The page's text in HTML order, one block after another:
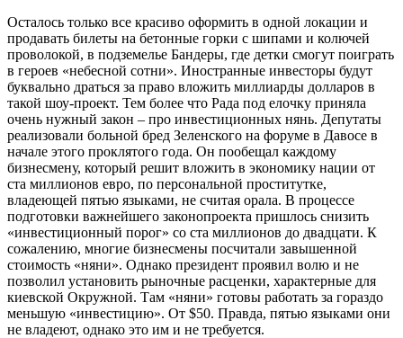
Осталось только все красиво оформить в одной локации и
продавать билеты на бетонные горки с шипами и колючей
проволокой, в подземелье Бандеры, где детки смогут поиграть
в героев «небесной сотни». Иностранные инвесторы будут
буквально драться за право вложить миллиарды долларов в
такой шоу-проект. Тем более что Рада под елочку приняла
очень нужный закон – про инвестиционных нянь. Депутаты
реализовали больной бред Зеленского на форуме в Давосе в
начале этого проклятого года. Он пообещал каждому
бизнесмену, который решит вложить в экономику нации от
ста миллионов евро, по персональной проститутке,
владеющей пятью языками, не считая орала. В процессе
подготовки важнейшего законопроекта пришлось снизить
«инвестиционный порог» со ста миллионов до двадцати. К
сожалению, многие бизнесмены посчитали завышенной
стоимость «няни». Однако президент проявил волю и не
позволил установить рыночные расценки, характерные для
киевской Окружной. Там «няни» готовы работать за гораздо
меньшую «инвестицию». От $50. Правда, пятью языками они
не владеют, однако это им и не требуется.